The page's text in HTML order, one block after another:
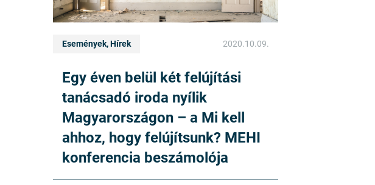
Események, Hírek 2020.10.09.
Egy éven belül két felújítási
tanácsadó iroda nyílik
Magyarországon – a Mi kell
ahhoz, hogy felújítsunk? MEHI
konferencia beszámolója